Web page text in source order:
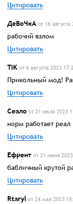
Цитировать
ДеВоЧкА от 16
рабочий взлом
Цитировать
TiK от 6 августа 2023
Прикольный мод!
Цитировать
Сеало от 21 июля 2023
норм работает реал
Цитировать
Ефреит от 21 июня
бабличный крутой
Цитировать
Rtaryl от 24 мая 2023